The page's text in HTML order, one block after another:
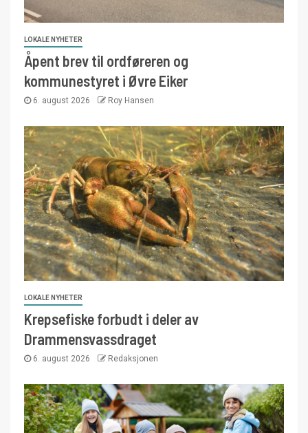
LOKALE NYHETER
Åpent brev til ordføreren og
kommunestyret i Øvre Eiker
6. august 2026 Roy Hansen
LOKALE NYHETER
Krepsefiske forbudt i deler av
Drammensvassdraget
6. august 2026 Redaksjonen